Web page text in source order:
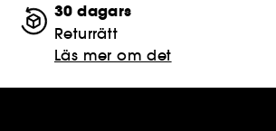
30 dagars
Returrätt
Läs mer om det